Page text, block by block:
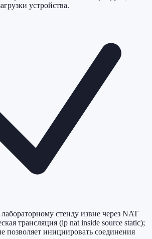
устройства.
стенду извне через NAT
трансляция (ip nat inside source static);
позволяет инициировать соединения